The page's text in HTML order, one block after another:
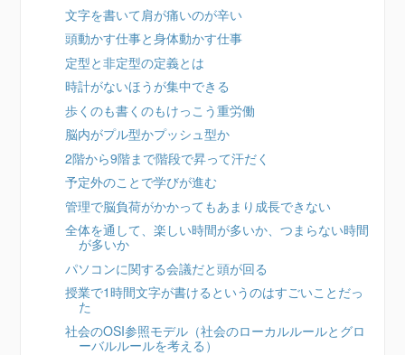
文字を書いて肩が痛いのが辛い
頭動かす仕事と身体動かす仕事
定型と非定型の定義とは
時計がないほうが集中できる
歩くのも書くのもけっこう重労働
脳内がプル型かプッシュ型か
2階から9階まで階段で昇って汗だく
予定外のことで学びが進む
管理で脳負荷がかかってもあまり成長できない
全体を通して、楽しい時間が多いか、つまらない時間
が多いか
パソコンに関する会議だと頭が回る
授業で1時間文字が書けるというのはすごいことだっ
た
社会のOSI参照モデル（社会のローカルルールとグロ
ーバルルールを考える）